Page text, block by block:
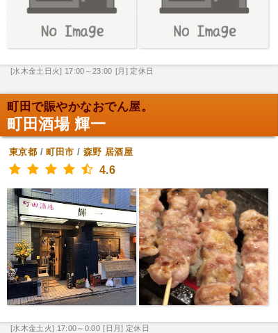
[水木金土日火] 17:00～23:00 [月] 定休日
町田で賑やかなおでん屋。
町田酒場 輝一
東京都 /町田市 / 森野 居酒屋
4.6
[水木金土火] 17:00～0:00 [日月] 定休日